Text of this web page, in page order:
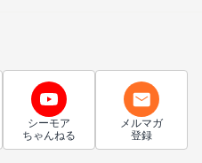
シーモア
ちゃんねる
メルマガ
登録